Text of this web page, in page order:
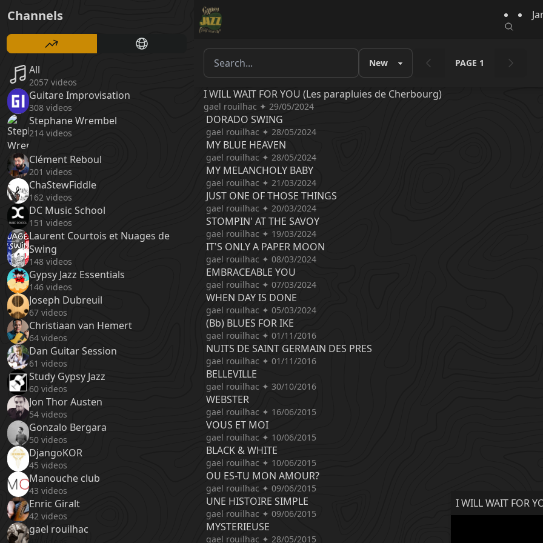
PAGE 1
I WILL WAIT FOR YOU (Les parapluies de Cherbourg)
gael rouilhac ✦ 29/05/2024
DORADO SWING
gael rouilhac ✦ 28/05/2024
MY BLUE HEAVEN
gael rouilhac ✦ 28/05/2024
MY MELANCHOLY BABY
gael rouilhac ✦ 21/03/2024
JUST ONE OF THOSE THINGS
gael rouilhac ✦ 20/03/2024
STOMPIN' AT THE SAVOY
gael rouilhac ✦ 19/03/2024
IT'S ONLY A PAPER MOON
gael rouilhac ✦ 08/03/2024
EMBRACEABLE YOU
gael rouilhac ✦ 07/03/2024
WHEN DAY IS DONE
gael rouilhac ✦ 05/03/2024
(Bb) BLUES FOR IKE
gael rouilhac ✦ 01/11/2016
NUITS DE SAINT GERMAIN DES PRES
gael rouilhac ✦ 01/11/2016
BELLEVILLE
gael rouilhac ✦ 30/10/2016
WEBSTER
gael rouilhac ✦ 16/06/2015
VOUS ET MOI
gael rouilhac ✦ 10/06/2015
BLACK & WHITE
gael rouilhac ✦ 10/06/2015
OU ES-TU MON AMOUR?
gael rouilhac ✦ 09/06/2015
UNE HISTOIRE SIMPLE
gael rouilhac ✦ 09/06/2015
MYSTERIEUSE
gael rouilhac ✦ 28/05/2015
I WILL WAIT FOR
Channels
All
2057 videos
Guitare Improvisation
308 videos
Stephane Wrembel
214 videos
Clément Reboul
201 videos
ChaStewFiddle
162 videos
DC Music School
151 videos
Laurent Courtois et Nuages de
Swing
148 videos
Gypsy Jazz Essentials
146 videos
Joseph Dubreuil
67 videos
Christiaan van Hemert
64 videos
Dan Guitar Session
61 videos
Study Gypsy Jazz
60 videos
Jon Thor Austen
54 videos
Gonzalo Bergara
50 videos
DjangoKOR
45 videos
Manouche club
43 videos
Enric Giralt
42 videos
gael rouilhac